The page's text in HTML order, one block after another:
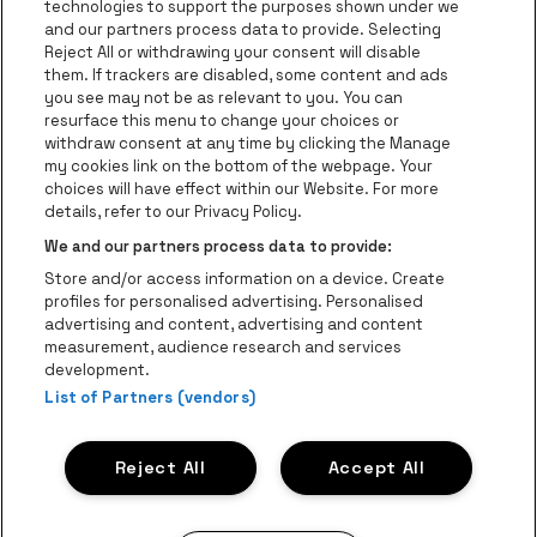
Ga naar de website van Coca-Cola
Ga naar de website van
Ga naar de
Ga naar de website van Champagne
Ga naar de website
Ga naar de website van Het
Ga naar de
AFAS Dome is een deel van be•at
AFAS Dome
Schijnpoortweg 119, 2170 Antwerpen
Be-At Venues
Schijnpoortweg 119, 2170 Antwerpen
BTW (BE) 0461.051.688 - RPR Antwerpen
BNP Paribas Fortis - IBAN: BE93 2200 4925 0067 - BIC:
GEBABEBB
ProclaimerCookiesManage my cookiesPrivacy
technologies to support the purposes shown under we
and our partners process data to provide. Selecting
Reject All or withdrawing your consent will disable
them. If trackers are disabled, some content and ads
you see may not be as relevant to you. You can
resurface this menu to change your choices or
withdraw consent at any time by clicking the Manage
my cookies link on the bottom of the webpage. Your
choices will have effect within our Website. For more
details, refer to our Privacy Policy.
We and our partners process data to provide:
Store and/or access information on a device. Create
profiles for personalised advertising. Personalised
advertising and content, advertising and content
measurement, audience research and services
development.
List of Partners (vendors)
Accept All
Reject All